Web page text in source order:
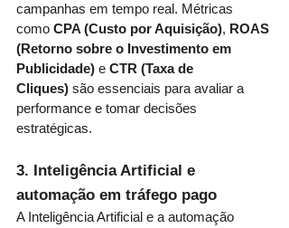
campanhas em tempo real. Métricas
como CPA (Custo por Aquisição), ROAS
(Retorno sobre o Investimento em
Publicidade) e CTR (Taxa de
Cliques) são essenciais para avaliar a
performance e tomar decisões
estratégicas.
3. Inteligência Artificial e
automação em tráfego pago
A Inteligência Artificial e a automação